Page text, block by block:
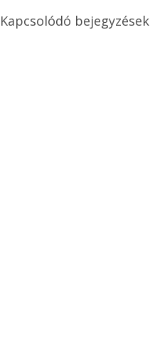
Kapcsolódó bejegyzések